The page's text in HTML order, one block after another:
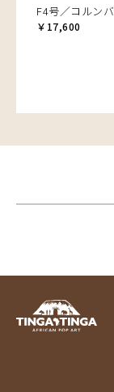
F4号／コルンバ
￥17,600